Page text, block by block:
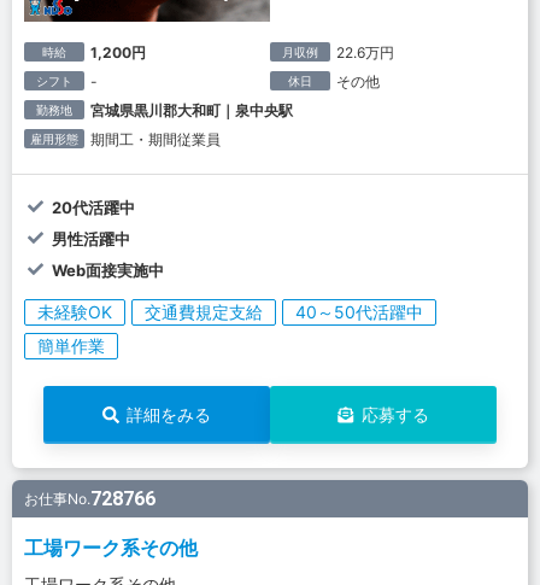
時給 1,200円 月収例 22.6万円
シフト - 休日 その他
勤務地 宮城県黒川郡大和町｜泉中央駅
雇用形態 期間工・期間従業員
20代活躍中
男性活躍中
Web面接実施中
未経験OK 交通費規定支給
40～50代活躍中
簡単作業
詳細をみる 応募する
お仕事No.728766
工場ワーク系その他